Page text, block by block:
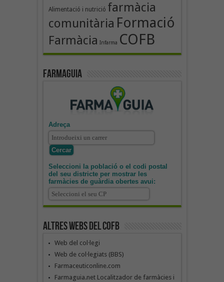
Alimentació i nutrició farmàcia
comunitària Formació
Farmàcia Infarma COFB
Farmaguia
Adreça
Seleccioni la població o el codi postal
del seu districte per mostrar les
farmàcies de guàrdia obertes avui:
Altres webs del COFB
Web del col·legi
Web de col·legiats (BBS)
Farmaceuticonline.com
Farmaguia.net Localitzador de farmàcies i